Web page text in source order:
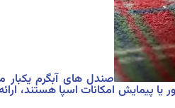
صندل های آبگرم
یا پیمایش امکانات اسپا هستند،